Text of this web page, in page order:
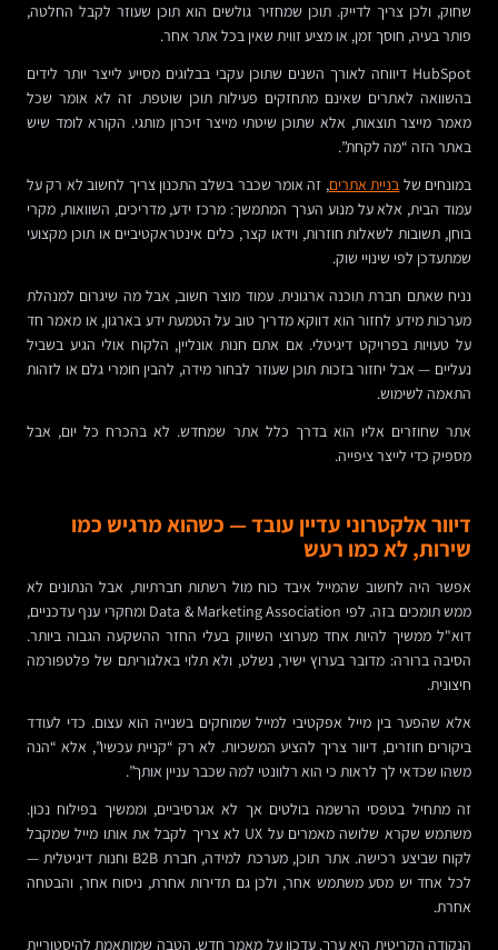
שחוק, ולכן צריך לדייק. תוכן שמחזיר גולשים הוא תוכן שעוזר לקבל החלטה,
פותר בעיה, חוסך זמן, או מציע זווית שאין בכל אתר אחר.
HubSpot דיווחה לאורך השנים שתוכן עקבי בבלוגים מסייע לייצר יותר לידים
בהשוואה לאתרים שאינם מתחזקים פעילות תוכן שוטפת. זה לא אומר שכל
מאמר מייצר תוצאות, אלא שתוכן שיטתי מייצר זיכרון מותגי. הקורא לומד שיש
באתר הזה “מה לקחת”.
במונחים של בניית אתרים, זה אומר שכבר בשלב התכנון צריך לחשוב לא רק על
עמוד הבית, אלא על מנוע הערך המתמשך: מרכז ידע, מדריכים, השוואות, מקרי
בוחן, תשובות לשאלות חוזרות, וידאו קצר, כלים אינטראקטיביים או תוכן מקצועי
שמתעדכן לפי שינויי שוק.
נניח שאתם חברת תוכנה ארגונית. עמוד מוצר חשוב, אבל מה שיגרום למנהלת
מערכות מידע לחזור הוא דווקא מדריך טוב על הטמעת ידע בארגון, או מאמר חד
על טעויות בפרויקט דיגיטלי. אם אתם חנות אונליין, הלקוח אולי הגיע בשביל
נעליים — אבל יחזור בזכות תוכן שעוזר לבחור מידה, להבין חומרי גלם או לזהות
התאמה לשימוש.
אתר שחוזרים אליו הוא בדרך כלל אתר שמחדש. לא בהכרח כל יום, אבל
מספיק כדי לייצר ציפייה.
דיוור אלקטרוני עדיין עובד — כשהוא מרגיש כמו
שירות, לא כמו רעש
אפשר היה לחשוב שהמייל איבד כוח מול רשתות חברתיות, אבל הנתונים לא
ממש תומכים בזה. לפי Data & Marketing Association ומחקרי ענף עדכניים,
דוא"ל ממשיך להיות אחד מערוצי השיווק בעלי החזר ההשקעה הגבוה ביותר.
הסיבה ברורה: מדובר בערוץ ישיר, נשלט, ולא תלוי באלגוריתם של פלטפורמה
חיצונית.
אלא שהפער בין מייל אפקטיבי למייל שמוחקים בשנייה הוא עצום. כדי לעודד
ביקורים חוזרים, דיוור צריך להציע המשכיות. לא רק “קניית עכשיו”, אלא “הנה
משהו שכדאי לך לראות כי הוא רלוונטי למה שכבר עניין אותך”.
זה מתחיל בטפסי הרשמה בולטים אך לא אגרסיביים, וממשיך בפילוח נכון.
משתמש שקרא שלושה מאמרים על UX לא צריך לקבל את אותו מייל שמקבל
לקוח שביצע רכישה. אתר תוכן, מערכת למידה, חברת B2B וחנות דיגיטלית —
לכל אחד יש מסע משתמש אחר, ולכן גם תדירות אחרת, ניסוח אחר, והבטחה
אחרת.
הנקודה הקריטית היא ערך. עדכון על מאמר חדש, הטבה שמותאמת להיסטוריית